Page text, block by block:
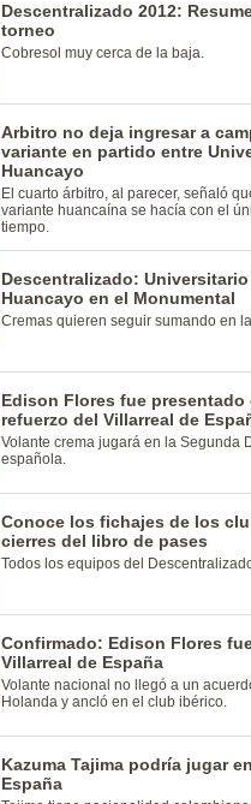
Descentralizado 2012:
torneo
Cobresol muy cerca de la baja.
Arbitro no deja ingresar a
variante en partido entre
Huancayo
El cuarto árbitro, al parecer, señaló
variante huancaína se hacía con el
tiempo.
Descentralizado:
Huancayo en el Monumental
Cremas quieren seguir sumando en
Edison Flores fue presentado
refuerzo del Villarreal de
Volante crema jugará en la Segunda
española.
Conoce los fichajes de los
cierres del libro de pases
Todos los equipos del
Confirmado: Edison Flores
Villarreal de España
Volante nacional no llegó a un
Holanda y ancló en el club ibérico.
Kazuma Tajima podría jugar
España